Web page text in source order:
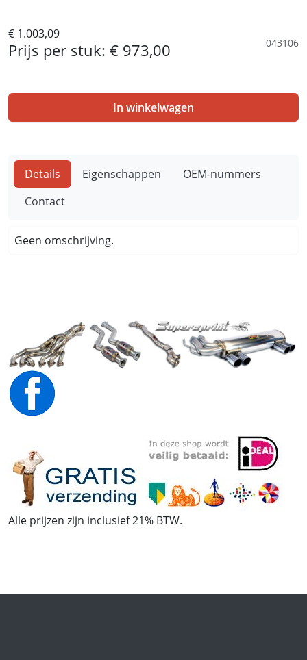
€ 1.003,09
Prijs per stuk: € 973,00 043106
In winkelwagen
Details Eigenschappen
OEM-nummers
Contact
Geen omschrijving.
Alle prijzen zijn inclusief 21% BTW.